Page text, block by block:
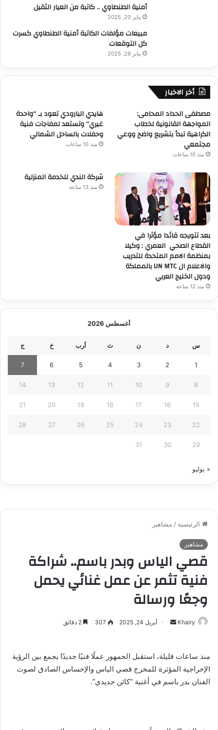
أمنية الطنطاوي .. كاتبة من العيار الثقيل
يناير 20, 2025
مبيعات مؤلفات الكاتبة أمنية الطنطاوي كسرت
كل التوقعات
يناير 29, 2025
أخر الاخبار
مصطفى الحداد المحامى:
المواجهة القانونية لخطاب
الكراهية تبدأ بتشريع واضح ووعي
مجتمعي
منذ 10 ساعات
هايدي البارودي تعود بـ “واحدة
غيري” وتستعد لمفاجآت فنية
وحفلات بالساحل الشمالي
منذ 10 ساعات
بعد تتويجه قائدا مؤثرا في
القطاع الصحي العمري : وكيلا
بمنظمة الامم المتحدة للتدريب
والاعلام ال UN MTC بالمملكة
ودول الخليج العربي
منذ 12 ساعة
شركة الندي للخدمة المنزلية
منذ 13 ساعة
أغسطس 2026
س د ن ث أرب خ ج
1
2
3
4
5
6
7
8
9
10
11
12
13
14
15
16
17
18
19
20
21
22
23
24
25
26
27
28
29
30
31
« يوليو